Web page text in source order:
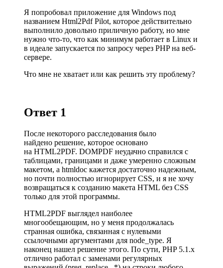
Я попробовал приложение для Windows под
названием Html2Pdf Pilot, которое действительно
выполнило довольно приличную работу, но мне
нужно что-то, что как минимум работает в Linux и
в идеале запускается по запросу через PHP на веб-
сервере.
Что мне не хватает или как решить эту проблему?
Ответ 1
После некоторого расследования было
найдено решение, которое основано
на HTML2PDF. DOMPDF неудачно справился с
таблицами, границами и даже умеренно сложным
макетом, а htmldoc кажется достаточно надежным,
но почти полностью игнорирует CSS, и я не хочу
возвращаться к созданию макета HTML без CSS
только для этой программы.
HTML2PDF выглядел наиболее
многообещающим, но у меня продолжалась
странная ошибка, связанная с нулевыми
ссылочными аргументами для node_type. Я
наконец нашел решение этого. По сути, PHP 5.1.x
отлично работал с заменами регулярных